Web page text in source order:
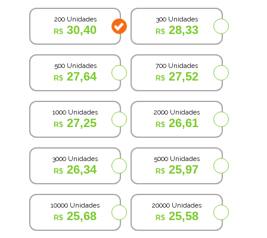
200 Unidades
30,40
300 Unidades
28,33
500 Unidades
27,64
700 Unidades
27,52
1000 Unidades
27,25
2000 Unidades
26,61
3000 Unidades
26,34
5000 Unidades
25,97
10000 Unidades
25,68
20000 Unidades
25,58